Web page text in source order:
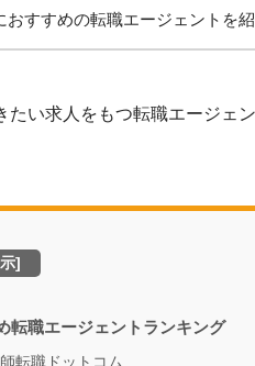
おすすめの転職エージェントを紹
たい求人をもつ転職エージェ
]
転職エージェントランキング
転職ドットコム